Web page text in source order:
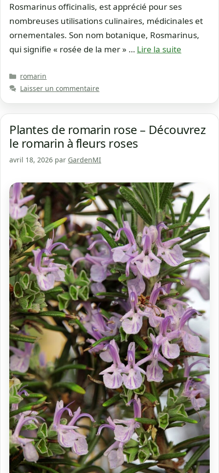
Rosmarinus officinalis, est apprécié pour ses
nombreuses utilisations culinaires, médicinales et
ornementales. Son nom botanique, Rosmarinus,
qui signifie « rosée de la mer » … Lire la suite
Catégories
romarin
Laisser un commentaire
Plantes de romarin rose – Découvrez
le romarin à fleurs roses
avril 18, 2026 par GardenMI